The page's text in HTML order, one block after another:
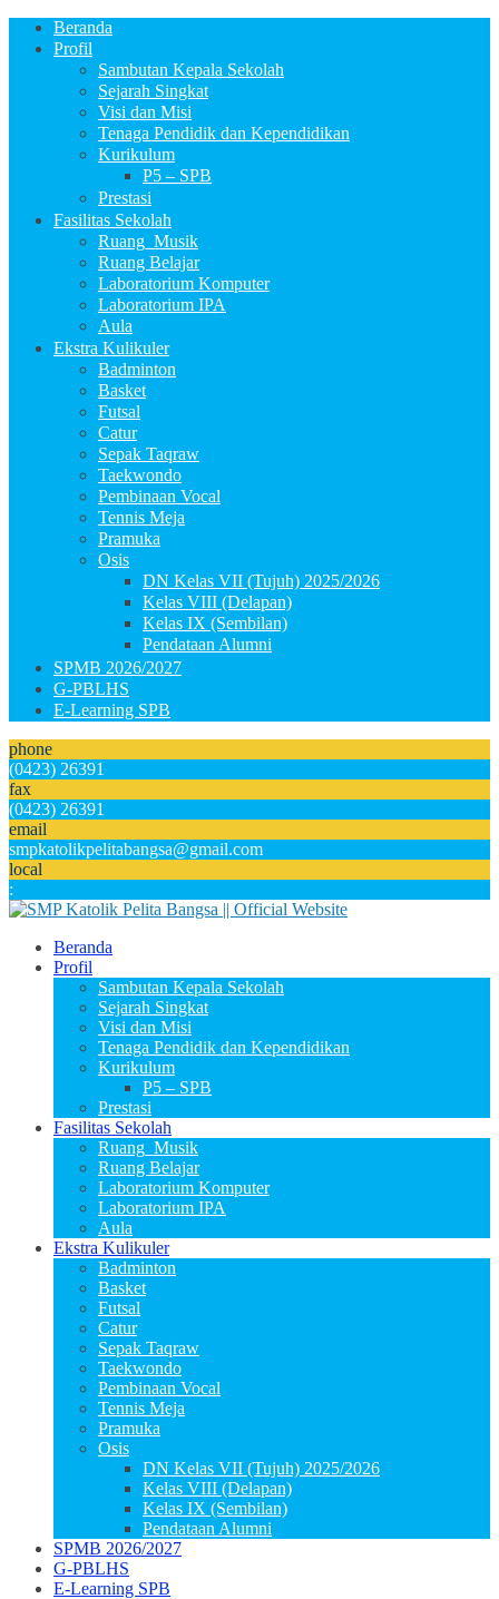
Beranda
Profil
Sambutan Kepala Sekolah
Sejarah Singkat
Visi dan Misi
Tenaga Pendidik dan Kependidikan
Kurikulum
P5 – SPB
Prestasi
Fasilitas Sekolah
Ruang_Musik
Ruang Belajar
Laboratorium Komputer
Laboratorium IPA
Aula
Ekstra Kulikuler
Badminton
Basket
Futsal
Catur
Sepak Taqraw
Taekwondo
Pembinaan Vocal
Tennis Meja
Pramuka
Osis
DN Kelas VII (Tujuh) 2025/2026
Kelas VIII (Delapan)
Kelas IX (Sembilan)
Pendataan Alumni
SPMB 2026/2027
G-PBLHS
E-Learning SPB
phone
(0423) 26391
fax
(0423) 26391
email
smpkatolikpelitabangsa@gmail.com
local
:
Beranda
Profil
Sambutan Kepala Sekolah
Sejarah Singkat
Visi dan Misi
Tenaga Pendidik dan Kependidikan
Kurikulum
P5 – SPB
Prestasi
Fasilitas Sekolah
Ruang_Musik
Ruang Belajar
Laboratorium Komputer
Laboratorium IPA
Aula
Ekstra Kulikuler
Badminton
Basket
Futsal
Catur
Sepak Taqraw
Taekwondo
Pembinaan Vocal
Tennis Meja
Pramuka
Osis
DN Kelas VII (Tujuh) 2025/2026
Kelas VIII (Delapan)
Kelas IX (Sembilan)
Pendataan Alumni
SPMB 2026/2027
G-PBLHS
E-Learning SPB